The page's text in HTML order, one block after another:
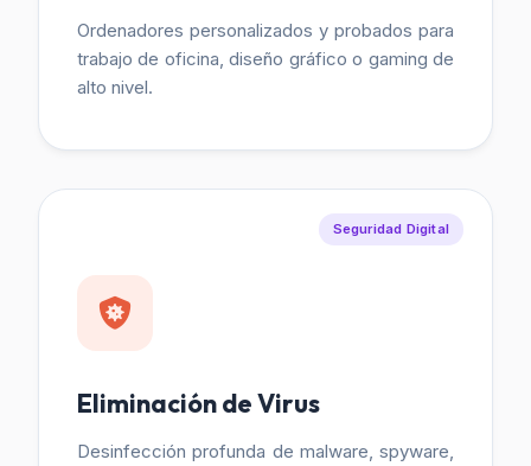
Ordenadores personalizados y probados para
trabajo de oficina, diseño gráfico o gaming de
alto nivel.
Seguridad Digital
Eliminación de Virus
Desinfección profunda de malware, spyware,